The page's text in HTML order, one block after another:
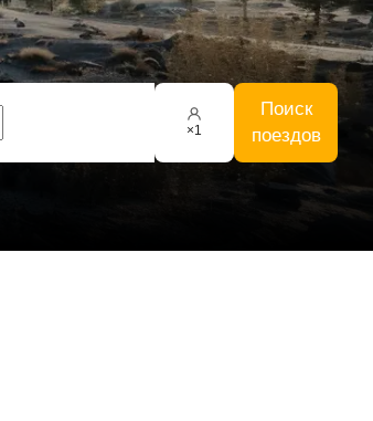
×1
Поиск
поездов